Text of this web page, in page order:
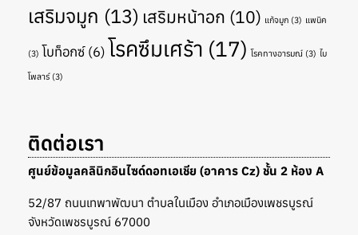
เสริมจมูก (13) เสริมหน้าอก (10) แก้จมูก (3) แพนิค
(3) โบท็อกซ์(6) โรคซึมเศร้า (17) โรคทางอารมณ์ (3) ไบ
โพลาร์(3)
ติดต่อเรา
ศูนย์ข้อมูลคลินิกอินไซด์ดอทเอเชีย (อาคาร Cz) ชั้น 2 ห้อง A
52/87 ถนนเทพาพัฒนา ตำบลในเมือง อำเภอเมืองเพชรบูรณ์
จังหวัดเพชรบูรณ์ 67000